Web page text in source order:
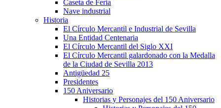
Caseta de Feria
Nave industrial
Historia
El Círculo Mercantil e Industrial de Sevilla
Una Entidad Centenaria
El Círculo Mercantil del Siglo XXI
El Círculo Mercantil galardonado con la Medalla
de la Ciudad de Sevilla 2013
Antigüedad 25
Presidentes
150 Aniversario
Historias y Personajes del 150 Aniversario